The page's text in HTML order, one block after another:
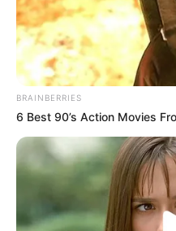
Posted
in
Történetek
A férjem azért
hazavigyen
újszülött
amikor
mondta,
kórházban,
kell
BRAINBERRIES
6 Best 90’s Action Movies